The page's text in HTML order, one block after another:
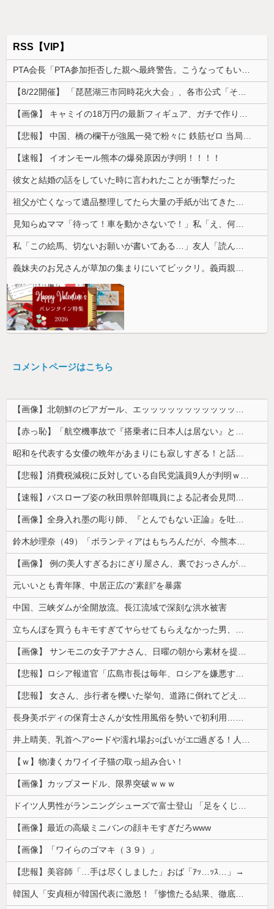
RSS【VIP】
【速報】 イオンモール熊本の爆発原因が判明！！！！
彼女と結婚の話をしていた時に言われたことが衝撃だった
コメントページはこちら
【画像】北朝鮮のビアガール、エッッッッッッッッッッッッッッッッッ！
【赤っ恥】「航空機事故で『搭乗者に日本人は居ない』という発表は嫌い。人間として同じ価値だと思う」→ツッコミ殺到も「自分が気に入らないと思った」と...
昭和を代表する女優の晩年があまりにも寂しすぎる！と話題に、自身の子供を餓死する寸前までネグレクトした挙句……
【悲報】消費税減税に反対している自民党議員9人が判明ｗｗｗｗｗｗ
【速報】バスローブ姿の秋田県幹部職員による記者会見問題、ラブホテルからの参加だと特定「体調が優れなかったため...」とは何だったのか
【画像】全身入れ墨の彫り師、『とんでもない正論』を吐いて30万再生されてしまうｗｗｗｗｗｗｗ
鈴木紗理奈（49）「ボランティアはもちろんだが、今熊本へ旅行に行くことも支援になる」
【画像】 例の美人すぎるおにぎり屋さん、裏でおっさんが握っていたｗｗｗｗｗｗｗｗｗｗｗｗｗｗｗｗｗ
元いいとも青年隊、中居正広の”素顔”を暴露
中国、三峡ダムが全開放流。長江流域で深刻な洪水被害
立ちんぼを買うもキモすぎてヤらせてもらえなかった男、代わりの足コキでまさかの大量身寸米青ｗｗｗ
【画像】 サンモニの女子アナさん、日曜の朝から素材を提供してしまう
【悲報】ロシア報道官「広島市長は毎年、ロシアを嫌悪する『偽りの呪文』を繰り返し、日本人をゾンビ化させている」と主張
【悲報】 女さん、歩行者を轢いた挙句、道路に倒れてどえらいことになってしまうw w w w w w w
長身美ボディの保育士さんが女性用風俗を勢いで初利用…子供に絶対見せられないメスの顔でイキまくり。
井上晴美、乳首ヘア○ードや濡れ場お○ぱいがエ□過ぎる！人生最後のラスト写真集、最高！！
【ｗ】物凄くカワイイ子猫の取っ組み合い！
【画像】カップヌードル、限界突破ｗｗｗ
ドイツ人男性がランニングシューズで富士登山 「足をくじいて動けない」
【画像】最近の高級ミニバンの顔キモすぎだろwww
【画像】「ワイらのゴマキ（３９）」
【悲報】美容師「…手は尽くしました」おば「ｱｯ…ｯｽ…」→
韓国人「安貞桓が韓国代表に激怒！『惨憺たる結果、徹底的な刷新が必要だ』と監督や協会を痛烈批判」